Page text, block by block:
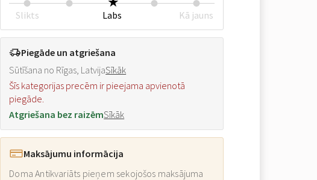
Slikts Labs Kā jauns
Piegāde un atgriešana
Sūtīšana no Rīgas, LatvijaSīkāk
Šīs kategorijas precēm ir pieejama apvienotā
piegāde.
Atgriešana bez raizēmSīkāk
Maksājumu informācija
Doma Antikvariāts pieņem sekojošos maksājuma